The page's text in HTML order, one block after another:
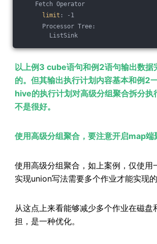
Fetch Operator
limit : -1
Processor Tree:
ListSink
以上例3 cube语句和例2语句输出数据
的。但其输出执行计划内容基本和例2
hive的执行计划对高级分组聚合拆分执
不是很好。
使用高级分组聚合，要注意开启map端
使用高级分组聚合，如上案例，仅使用
实现union写法需要多个作业才能实现的
从这点上来看能够减少多个作业在磁盘
担，是一种优化。